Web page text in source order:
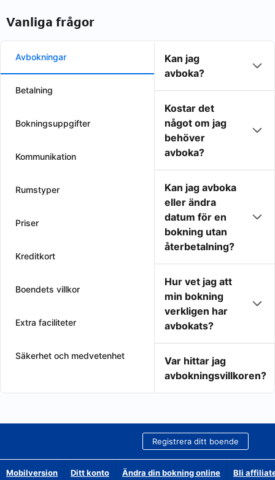
Vanliga frågor
Avbokningar
Betalning
Bokningsuppgifter
Kommunikation
Rumstyper
Priser
Kreditkort
Boendets villkor
Extra faciliteter
Säkerhet och medvetenhet
Kan jag
avboka?
Kostar det
något om jag
behöver
avboka?
Kan jag avboka
eller ändra
datum för en
bokning utan
återbetalning?
Hur vet jag att
min bokning
verkligen har
avbokats?
Var hittar jag
avbokningsvillkoren?
Registrera ditt boende
Mobilversion Ditt konto Ändra din bokning online Bli